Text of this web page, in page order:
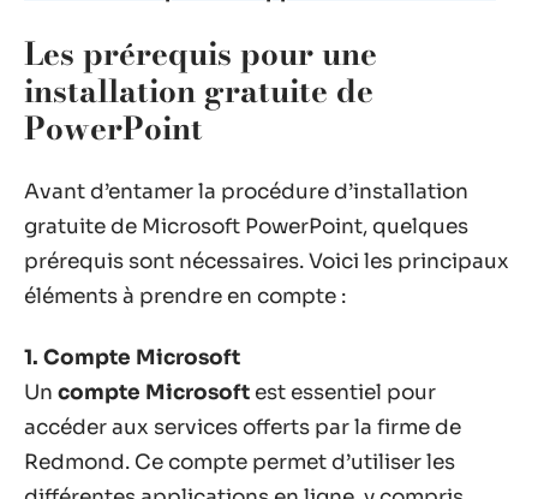
Les prérequis pour une
installation gratuite de
PowerPoint
Avant d’entamer la procédure d’installation
gratuite de Microsoft PowerPoint, quelques
prérequis sont nécessaires. Voici les principaux
éléments à prendre en compte :
1. Compte Microsoft
Un compte Microsoft est essentiel pour
accéder aux services offerts par la firme de
Redmond. Ce compte permet d’utiliser les